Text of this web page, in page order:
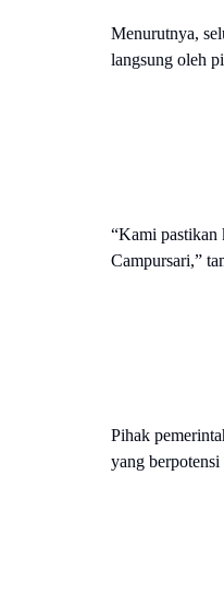
Menurutnya,
langsung oleh
“Kami pastikan
Campursari,”
Pihak
yang